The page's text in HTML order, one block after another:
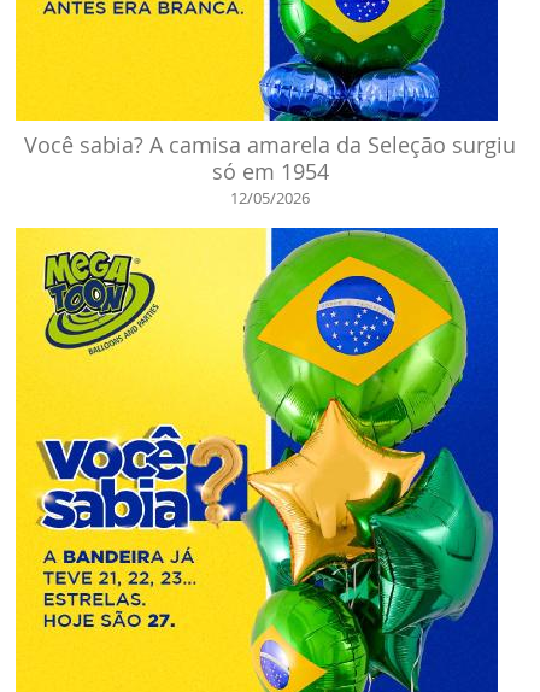
Você sabia? A camisa amarela da Seleção surgiu
só em 1954
12/05/2026